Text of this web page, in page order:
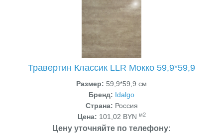
Травертин Классик LLR Мокко 59,9*59,9
Размер: 59,9*59,9 см
Бренд: Idalgo
Страна: Россия
Цена: 101,02 BYN м2
Цену уточняйте по телефону: